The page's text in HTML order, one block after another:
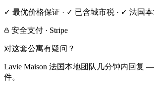
✓ 最优价格保证 · ✓ 已含城市税 · ✓ 法国
安全支付 · Stripe
对这套公寓有疑问？
Lavie Maison 法国本地团队几分钟内回复
件。